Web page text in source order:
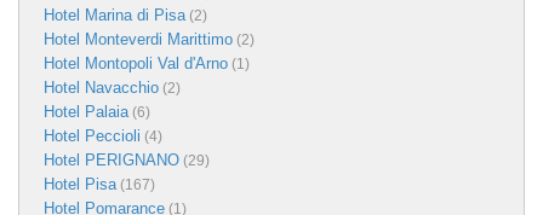
Hotel Marina di Pisa(2)
Hotel Monteverdi Marittimo (2)
Hotel Montopoli Val d'Arno (1)
Hotel Navacchio (2)
Hotel Palaia(6)
Hotel Peccioli (4)
Hotel PERIGNANO (29)
Hotel Pisa(167)
Hotel Pomarance (1)